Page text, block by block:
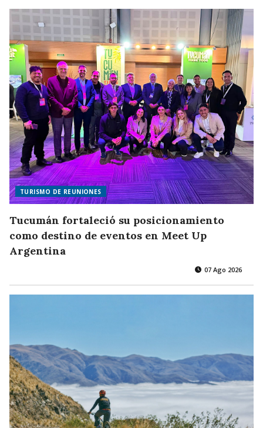
TURISMO DE REUNIONES
Tucumán fortaleció su posicionamiento
como destino de eventos en Meet Up
Argentina
07 Ago 2026